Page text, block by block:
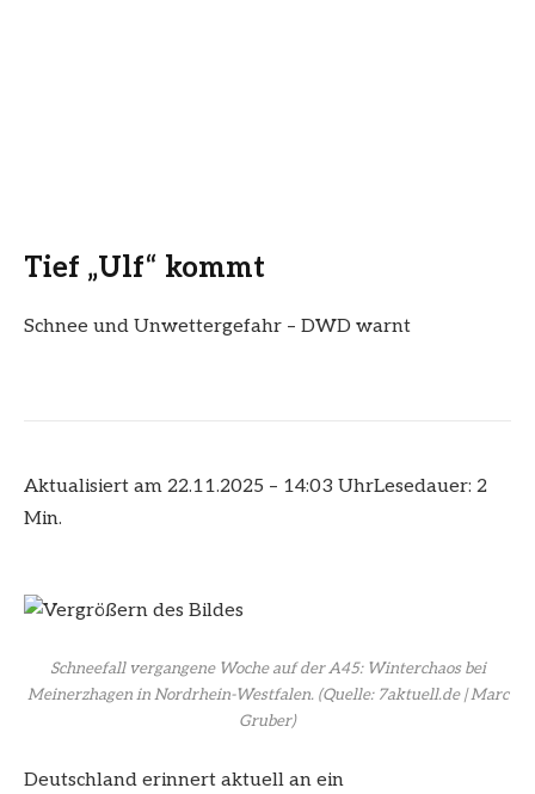
Tief „Ulf“ kommt
Schnee und Unwettergefahr – DWD warnt
Aktualisiert am 22.11.2025 – 14:03 UhrLesedauer: 2
Min.
Schneefall vergangene Woche auf der A45: Winterchaos bei
Meinerzhagen in Nordrhein-Westfalen.(Quelle: 7aktuell.de | Marc
Gruber)
Deutschland erinnert aktuell an ein